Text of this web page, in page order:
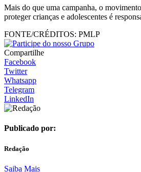
Mais do que uma campanha, o
proteger crianças e adolescentes é
FONTE/CRÉDITOS: PMLP
Compartilhe
Facebook
Twitter
Whatsapp
Telegram
LinkedIn
Publicado por:
Redação
Saiba Mais